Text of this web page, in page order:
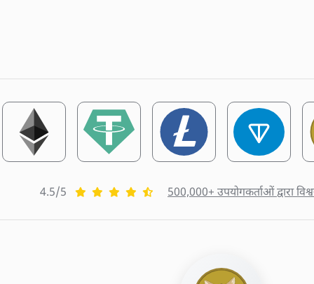
4.5/5 500,000+ उपयोगकर्ताओं द्वारा